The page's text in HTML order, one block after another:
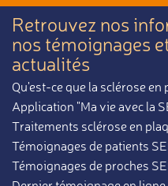
Retrouvez nos
nos témoignages
actualités
Qu'est-ce que la sclérose en
Application "Ma vie avec la
Traitements sclérose en
Témoignages de patients
Témoignages de proches